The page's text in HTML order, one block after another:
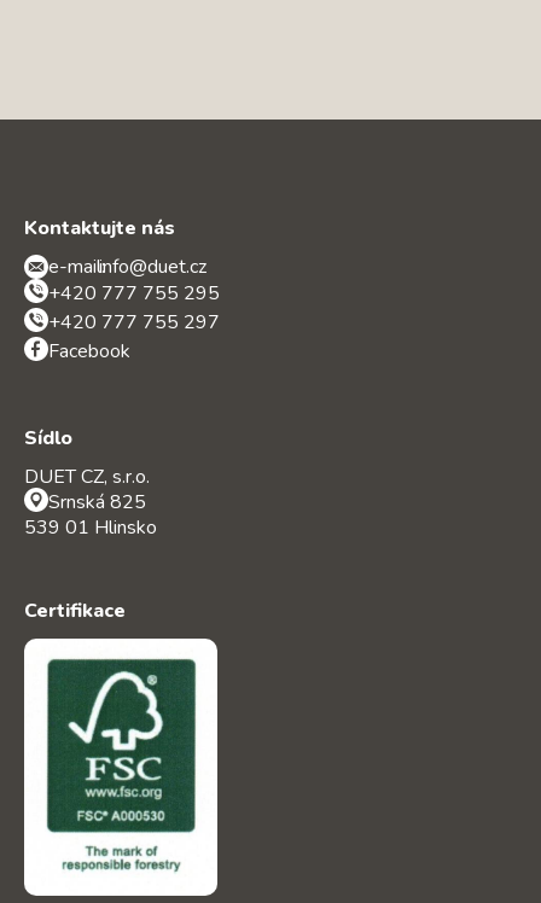
Kontaktujte nás
e-mail:info@duet.cz
+420 777 755 295
+420 777 755 297
Facebook
Sídlo
DUET CZ, s.r.o.
Srnská 825
539 01 Hlinsko
Certifikace